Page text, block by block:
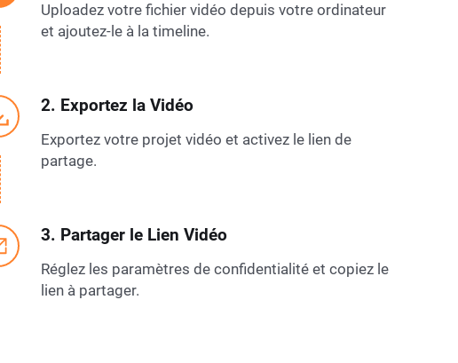
Uploadez votre fichier vidéo depuis votre ordinateur
et ajoutez-le à la timeline.
2. Exportez la Vidéo
Exportez votre projet vidéo et activez le lien de
partage.
3. Partager le Lien Vidéo
Réglez les paramètres de confidentialité et copiez le
lien à partager.